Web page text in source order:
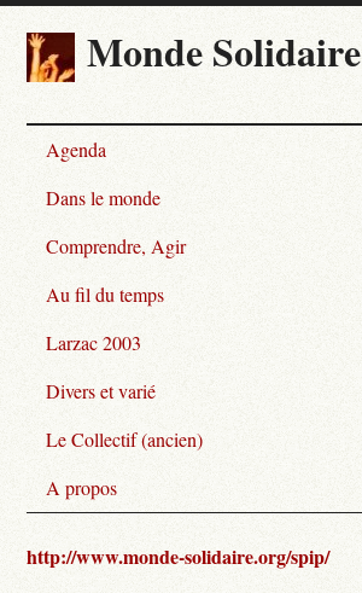
Monde Solidaire
Agenda
Dans le monde
Comprendre, Agir
Au fil du temps
Larzac 2003
Divers et varié
Le Collectif (ancien)
A propos
http://www.monde-solidaire.org/spip/